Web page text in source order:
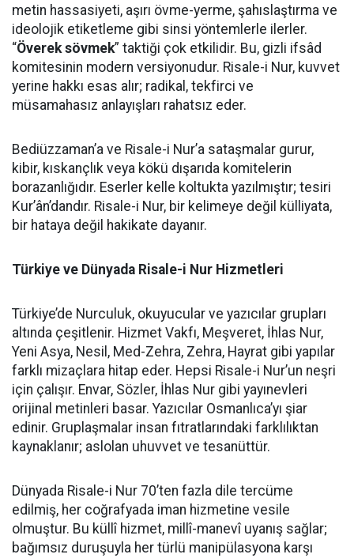
metin hassasiyeti, aşırı övme-yerme, şahıslaştırma ve
ideolojik etiketleme gibi sinsi yöntemlerle ilerler.
“Överek sövmek” taktiği çok etkilidir. Bu, gizli ifsâd
komitesinin modern versiyonudur. Risale-i Nur, kuvvet
yerine hakkı esas alır; radikal, tekfirci ve
müsamahasız anlayışları rahatsız eder.
Bediüzzaman’a ve Risale-i Nur’a sataşmalar gurur,
kibir, kıskançlık veya kökü dışarıda komitelerin
borazanlığıdır. Eserler kelle koltukta yazılmıştır; tesiri
Kur’ân’dandır. Risale-i Nur, bir kelimeye değil külliyata,
bir hataya değil hakikate dayanır.
Türkiye ve Dünyada Risale-i Nur Hizmetleri
Türkiye’de Nurculuk, okuyucular ve yazıcılar grupları
altında çeşitlenir. Hizmet Vakfı, Meşveret, İhlas Nur,
Yeni Asya, Nesil, Med-Zehra, Zehra, Hayrat gibi yapılar
farklı mizaçlara hitap eder. Hepsi Risale-i Nur’un neşri
için çalışır. Envar, Sözler, İhlas Nur gibi yayınevleri
orijinal metinleri basar. Yazıcılar Osmanlıca’yı şiar
edinir. Gruplaşmalar insan fıtratlarındaki farklılıktan
kaynaklanır; aslolan uhuvvet ve tesanüttür.
Dünyada Risale-i Nur 70’ten fazla dile tercüme
edilmiş, her coğrafyada iman hizmetine vesile
olmuştur. Bu küllî hizmet, millî-manevî uyanış sağlar;
bağımsız duruşuyla her türlü manipülasyona karşı